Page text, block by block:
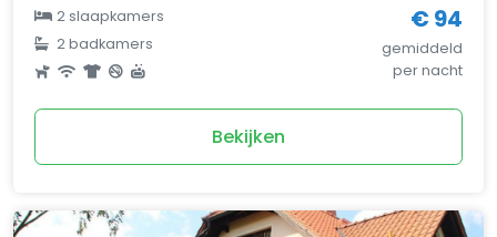
2 slaapkamers
2 badkamers
€ 94
gemiddeld
per nacht
Bekijken